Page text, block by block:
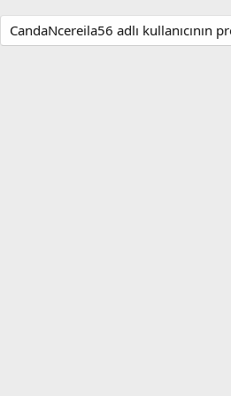
CandaNcereila56 adlı kullanıcının